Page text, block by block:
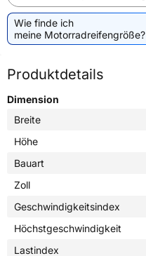
Wie finde ich
meine Motorradreifengröße?
Produktdetails
Dimension
Breite
Höhe
Bauart
Zoll
Geschwindigkeitsindex
Höchstgeschwindigkeit
Lastindex